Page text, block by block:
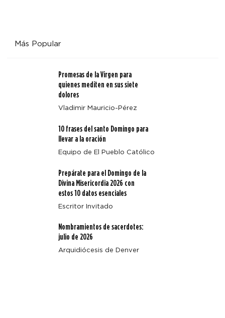
Más Popular
Promesas de la Virgen para
quienes mediten en sus siete
dolores
Vladimir Mauricio-Pérez
10 frases del santo Domingo para
llevar a la oración
Equipo de El Pueblo Católico
Prepárate para el Domingo de la
Divina Misericordia 2026 con
estos 10 datos esenciales
Escritor Invitado
Nombramientos de sacerdotes:
julio de 2026
Arquidiócesis de Denver